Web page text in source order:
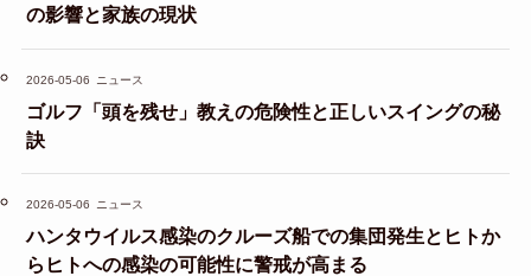
の影響と家族の現状
2026-05-06 ニュース
ゴルフ「頭を残せ」教えの危険性と正しいスイングの秘
訣
2026-05-06 ニュース
ハンタウイルス感染のクルーズ船での集団発生とヒトか
らヒトへの感染の可能性に警戒が高まる